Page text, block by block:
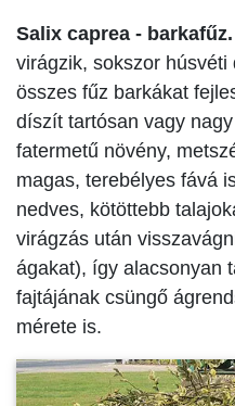
Salix caprea - barkafűz.
virágzik, sokszor
összes fűz barkákat
díszít tartósan vagy
fatermetű növény,
magas, terebélyes fává
nedves, kötöttebb
virágzás után
ágakat), így alacsonyan
fajtájának csüngő
mérete is.